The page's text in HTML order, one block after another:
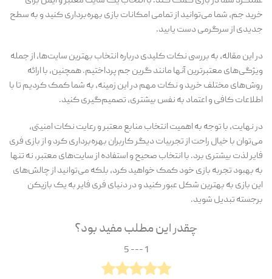
خرید جم، شما می‌توانید از تمامی امکانات بازی بهره‌برداری کنید و به سطح
جدیدی از سرگرمی دست یابید.
در این مقاله، به بررسی نکات کلیدی درباره انتخاب بهترین سایت‌ها، از جمله
ویژگی‌های معتبرترین آنها مانند گرین جم پرداختیم. همچنین، با ارائه
روش‌های مختلف خرید و نکات مهم در این زمینه، به شما کمک کردیم تا با
اطلاعات کافی و اعتماد به نفس بیشتری، تصمیم‌گیری کنید.
در نهایت، با توجه به اهمیت انتخاب منابع معتبر و رعایت نکات امنیتی،
می‌توان با خیال راحت از تجربیات دیگر کاربران بهره‌برداری کرد و از بازی فری
فایر لذت بیشتری برد. با انتخاب صحیح و استفاده از سایت‌های معتبر، نه تنها
به بهبود تجربه بازی خود کمک خواهید کرد، بلکه می‌توانید از چالش‌های
این بازی به بهترین شکل عبور کنید و در دنیای فری فایر به یک بازیکن
برجسته تبدیل شوید.
چقدر این مطلب مفید بود؟
1 --- 5